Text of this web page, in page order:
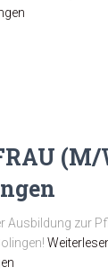
Ausbildung zur